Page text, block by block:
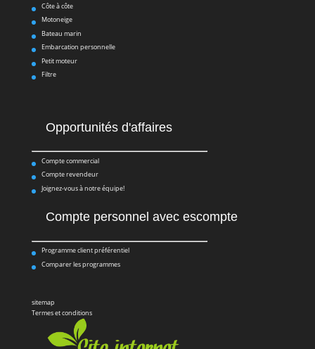
Côte à côte
Motoneige
Bateau marin
Embarcation personnelle
Petit moteur
Filtre
Opportunités d'affaires
Compte commercial
Compte revendeur
Joignez-vous à notre équipe!
Compte personnel avec escompte
Programme client préférentiel
Comparer les programmes
sitemap
Termes et conditions